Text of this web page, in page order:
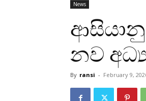
News
ආසියානු
නව
By ransi - February 9,